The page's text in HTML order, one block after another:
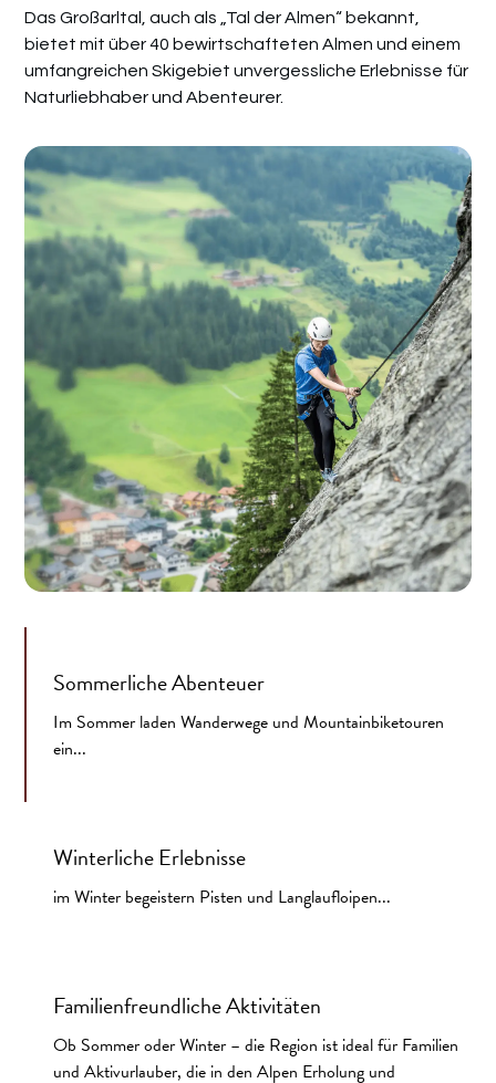
Das Großarltal, auch als „Tal der Almen“ bekannt,
bietet mit über 40 bewirtschafteten Almen und einem
umfangreichen Skigebiet unvergessliche Erlebnisse für
Naturliebhaber und Abenteurer.
Sommerliche Abenteuer
Im Sommer laden Wanderwege und Mountainbiketouren
ein...
Winterliche Erlebnisse
im Winter begeistern Pisten und Langlaufloipen...
Familienfreundliche Aktivitäten
Ob Sommer oder Winter – die Region ist ideal für Familien
und Aktivurlauber, die in den Alpen Erholung und